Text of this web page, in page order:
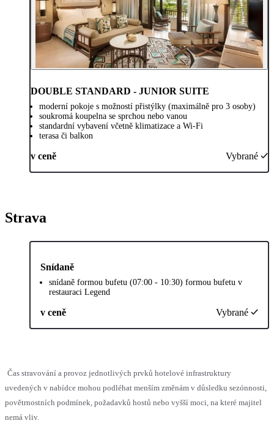
DOUBLE STANDARD - JUNIOR SUITE
moderní pokoje s možností přistýlky (maximálně pro 3 osoby)
soukromá koupelna se sprchou nebo vanou
standardní vybavení včetně klimatizace a Wi-Fi
terasa či balkon
v ceně Vybrané
Strava
Snídaně
snídaně formou bufetu (07:00 - 10:30) formou bufetu v
restauraci Legend
v ceně Vybrané
Čas stravování a provoz jednotlivých prvků hotelové infrastruktury
uvedených v nabídce mohou podléhat menším změnám v důsledku sezónnosti,
povětrnostních podmínek, požadavků hostů nebo vyšší moci, na které majitel
nemá vliv.